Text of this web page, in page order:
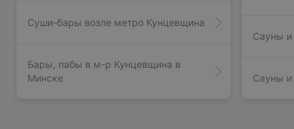
Суши-бары возле метро Кунцевщина
Бары, пабы в м-р Кунцевщина в
Минске
Сауны и
Сауны и